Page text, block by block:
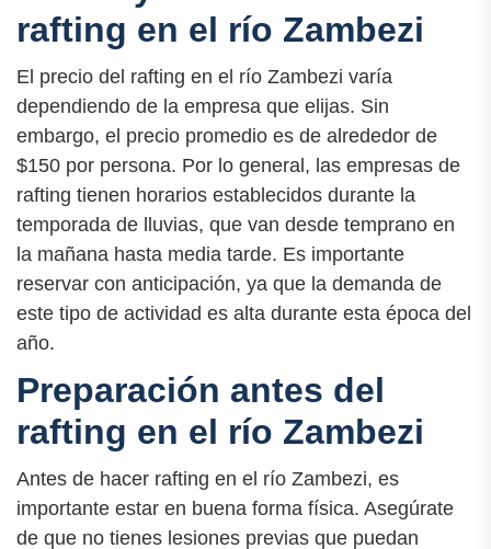
rafting en el río Zambezi
El precio del rafting en el río Zambezi varía
dependiendo de la empresa que elijas. Sin
embargo, el precio promedio es de alrededor de
$150 por persona. Por lo general, las empresas de
rafting tienen horarios establecidos durante la
temporada de lluvias, que van desde temprano en
la mañana hasta media tarde. Es importante
reservar con anticipación, ya que la demanda de
este tipo de actividad es alta durante esta época del
año.
Preparación antes del
rafting en el río Zambezi
Antes de hacer rafting en el río Zambezi, es
importante estar en buena forma física. Asegúrate
de que no tienes lesiones previas que puedan